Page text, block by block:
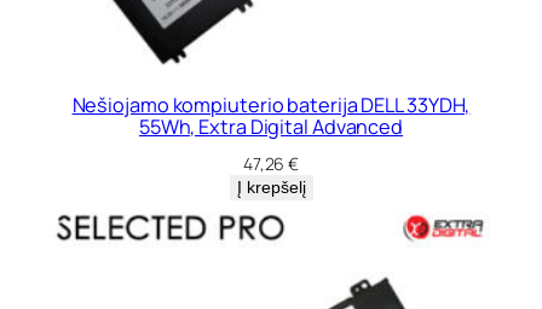
Nešiojamo kompiuterio baterija DELL 33YDH,
55Wh, Extra Digital Advanced
47,26€
Į krepšelį